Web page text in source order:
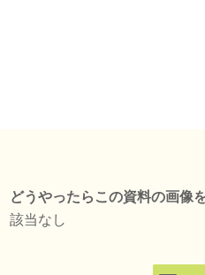
どうやったらこの資料の画像
該当なし